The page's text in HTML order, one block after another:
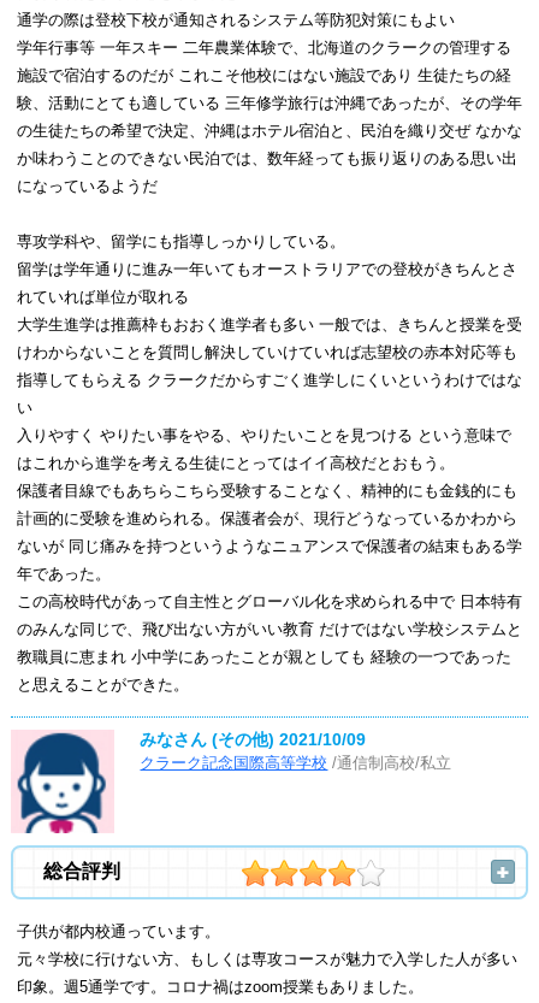
通学の際は登校下校が通知されるシステム等防犯対策にもよい
学年行事等 一年スキー 二年農業体験で、北海道のクラークの管理する
施設で宿泊するのだが これこそ他校にはない施設であり 生徒たちの経
験、活動にとても適している 三年修学旅行は沖縄であったが、その学年
の生徒たちの希望で決定、沖縄はホテル宿泊と、民泊を織り交ぜ なかな
か味わうことのできない民泊では、数年経っても振り返りのある思い出
になっているようだ
専攻学科や、留学にも指導しっかりしている。
留学は学年通りに進み一年いてもオーストラリアでの登校がきちんとさ
れていれば単位が取れる
大学生進学は推薦枠もおおく進学者も多い 一般では、きちんと授業を受
けわからないことを質問し解決していけていれば志望校の赤本対応等も
指導してもらえる クラークだからすごく進学しにくいというわけではな
い
入りやすく やりたい事をやる、やりたいことを見つける という意味で
はこれから進学を考える生徒にとってはイイ高校だとおもう。
保護者目線でもあちらこちら受験することなく、精神的にも金銭的にも
計画的に受験を進められる。保護者会が、現行どうなっているかわから
ないが 同じ痛みを持つというようなニュアンスで保護者の結束もある学
年であった。
この高校時代があって自主性とグローバル化を求められる中で 日本特有
のみんな同じで、飛び出ない方がいい教育 だけではない学校システムと
教職員に恵まれ 小中学にあったことが親としても 経験の一つであった
と思えることができた。
みなさん (その他)2021/10/09
クラーク記念国際高等学校 /通信制高校/私立
総合評判
子供が都内校通っています。
元々学校に行けない方、もしくは専攻コースが魅力で入学した人が多い
印象。週5通学です。コロナ禍はzoom授業もありました。